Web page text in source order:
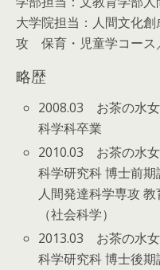
大学院担当：人間文化
攻 保育・児童学コース
略歴
2008.03 お茶の水
科学科卒業
2010.03 お茶の水
科学研究科 博士前期
人間発達科学専攻
（社会科学）
2013.03 お茶の水
科学研究科 博士後期